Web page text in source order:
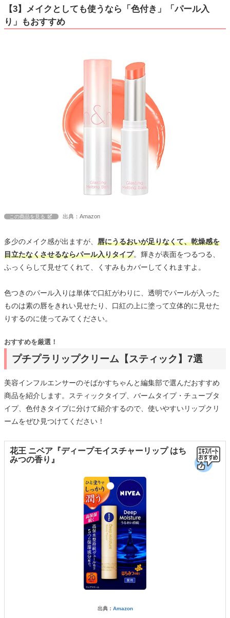
【3】メイクとしても使うなら「色付き」「パール入
り」もおすすめ
この商品を見る 出典：Amazon
多少のメイク感が出ますが、 唇にうるおいが足りなくて、乾燥感を
目立たなくさせるならパール入りタイプ。輝きが表面をつるつる、
ふっくらして見せてくれて、くすみもカバーしてくれますよ。
色つきのパール入りは単体で口紅がわりに、透明でパールが入った
ものは素の唇をきれい見せたり、口紅の上に塗って立体的に見せた
りするのに使ってみてください。
プチプラリップクリーム【スティック】7選
おすすめを厳選！
美容インフルエンサーのそばかすちゃんと編集部で選んだおすすめ
商品を紹介します。スティックタイプ、バームタイプ・チューブタ
イプ、色付きタイプに分けて紹介するので、使いやすいリップクリ
ームをぜひ見つけてください！
花王 ニベア『ディープモイスチャーリップ はち
みつの香り』
出典： Amazon